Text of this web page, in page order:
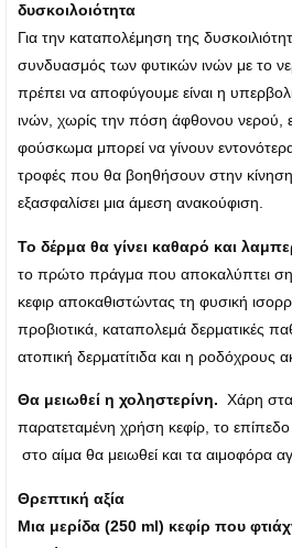
δυσκοιλοιότητα
Για την καταπολέμηση της
συνδυασμός των φυτικών ινών με το
πρέπει να αποφύγουμε είναι η
ινών, χωρίς την πόση άφθονου νερού,
φούσκωμα μπορεί να γίνουν
τροφές που θα βοηθήσουν στην
εξασφαλίσει μια άμεση ανακούφιση.
Το δέρμα θα γίνει καθαρό και
το πρώτο πράγμα που αποκαλύπτει
κεφιρ αποκαθιστώντας τη φυσική
προβιοτικά, καταπολεμά δερματικές
ατοπική δερματίτιδα και η ροδόχρους
Θα μειωθεί η χοληστερίνη. Χάρη στα
παρατεταμένη χρήση κεφίρ, το
στο αίμα θα μειωθεί και τα αιμοφόρα
Θρεπτική αξία
Μια μερίδα (250 ml) κεφίρ που